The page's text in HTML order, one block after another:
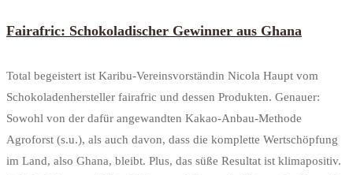
Fairafric: Schokoladischer Gewinner aus Ghana
Total begeistert ist Karibu-Vereinsvorständin Nicola Haupt vom
Schokoladenhersteller fairafric und dessen Produkten. Genauer:
Sowohl von der dafür angewandten Kakao-Anbau-Methode
Agroforst (s.u.), als auch davon, dass die komplette Wertschöpfung
im Land, also Ghana, bleibt. Plus, das süße Resultat ist klimapositiv.